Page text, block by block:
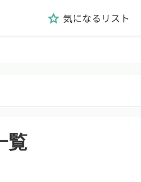
grade 気になるリスト
覧